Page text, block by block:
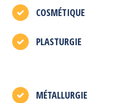
COSMÉTIQUE
PLASTURGIE
MÉTALLURGIE